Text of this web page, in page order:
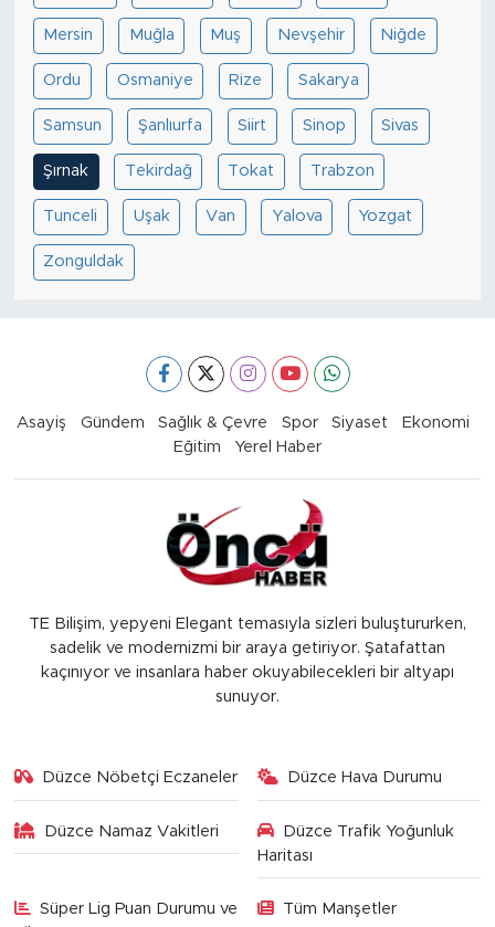
Mersin Muğla Muş Nevşehir Niğde
Ordu Osmaniye Rize Sakarya
Samsun Şanlıurfa Siirt Sinop Sivas
Şırnak Tekirdağ Tokat Trabzon
Tunceli Uşak Van Yalova Yozgat
Zonguldak
Asayiş Gündem Sağlık & Çevre Spor Siyaset
Ekonomi
Eğitim
Yerel Haber
TE Bilişim, yepyeni Elegant temasıyla sizleri buluştururken,
sadelik ve modernizmi bir araya getiriyor. Şatafattan
kaçınıyor ve insanlara haber okuyabilecekleri bir altyapı
sunuyor.
Düzce Nöbetçi Eczaneler Düzce Hava Durumu
Düzce Namaz Vakitleri
Düzce Trafik Yoğunluk
Haritası
Süper Lig Puan Durumu ve
Tüm Manşetler